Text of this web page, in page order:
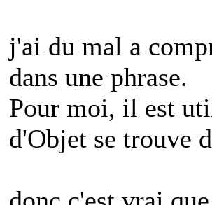
j'ai du mal a
dans une phrase.
Pour moi, il est
d'Objet se trouve